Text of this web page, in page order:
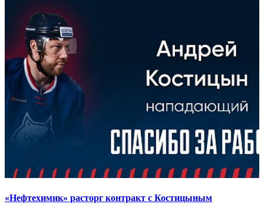
«Нефтехимик» расторг контракт с Костицыным